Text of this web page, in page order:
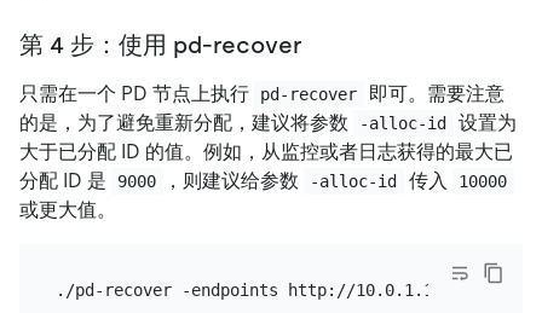
第 4 步：使用 pd-recover
只需在一个 PD 节点上执行 pd-recover
即可。需要注意
的是，为了避免重新分配，建议将参数
-alloc-id
设置为
大于已分配 ID 的值。例如，从监控或者日志获得的最大已
分配 ID 是
9000 ，则建议给参数 -alloc-id 传入 10000
或更大值。